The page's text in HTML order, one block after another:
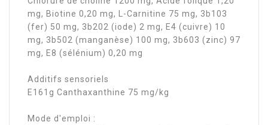
mg, Biotine 0,20 mg, L-Carnitine 75 mg, 3b103
(fer) 50 mg, 3b202 (iode) 2 mg, E4 (cuivre) 10
mg, 3b502 (manganèse) 100 mg, 3b603 (zinc) 97
mg, E8 (sélénium) 0,20 mg
Additifs sensoriels
E161g Canthaxanthine 75 mg/kg
Mode d'emploi :